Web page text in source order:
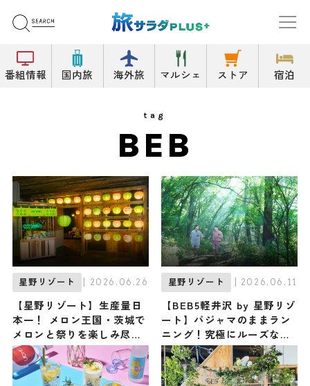
番組情報 国内旅 海外旅 マルシェ ストア 宿泊
tag
BEB
星野リゾート | 2026.06.26
【星野リゾート】生産量日
本一！ メロン王国・茨城で
メロンと祭りを楽しみ尽く
す『メロンまるごと夏祭
り』がBEB5土浦にて初開催
/ 茨城県土浦市
星野リゾート | 2026.06.11
【BEB5軽井沢 by 星野リゾ
ート】パジャマのままラン
ニング！究極にルーズな
「旅ラン」アクティビティ
『BEBパジャ旅ラン』が新
登場！